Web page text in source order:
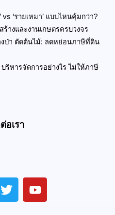
vs ‘รายเหมา’ แบบไหนคุ้มกว่า?
างและงานเกษตรครบวงจร
งป่า ตัดต้นไม้: ลดหย่อนภาษีที่ดิน
ริหารจัดการอย่างไร ไม่ให้ภาษี
อเรา
T
w
i
Y
o
u